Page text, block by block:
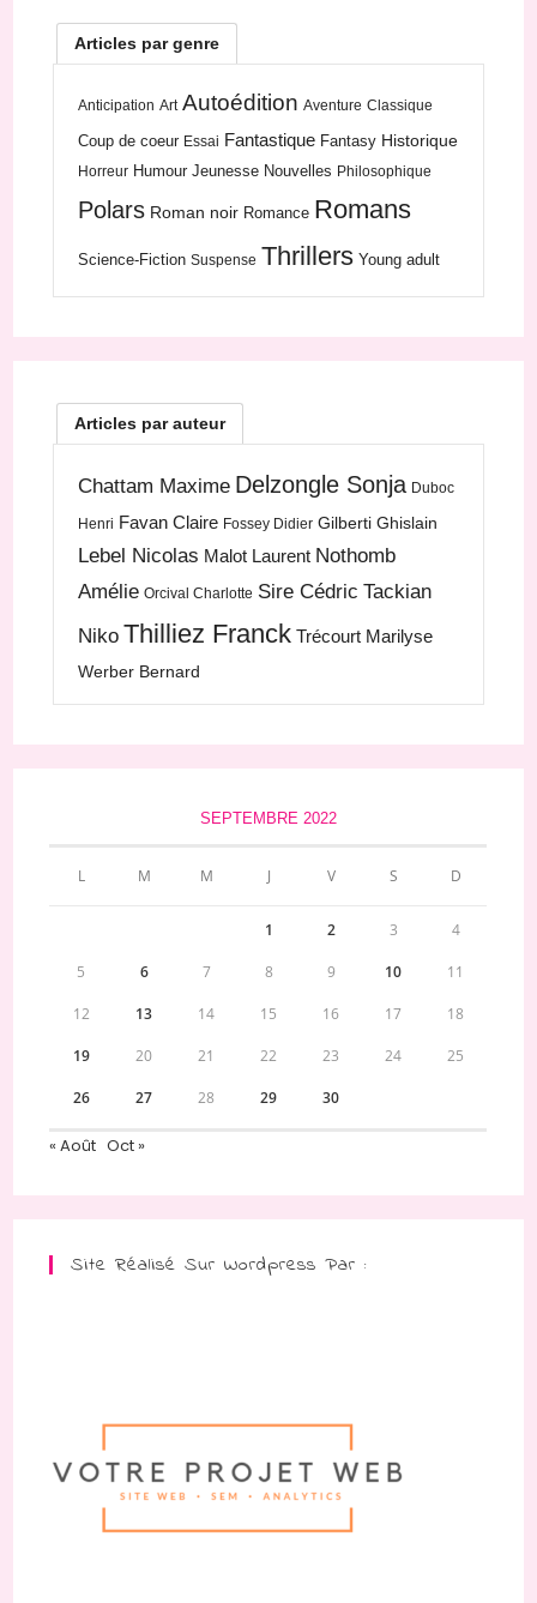
Articles par genre
Anticipation Art Autoédition Aventure Classique
Coup de coeur Essai Fantastique Fantasy Historique
Horreur Humour Jeunesse Nouvelles Philosophique
Polars Roman noir Romance Romans
Science-Fiction Suspense Thrillers Young adult
Articles par auteur
Chattam Maxime Delzongle Sonja Duboc
Henri Favan Claire Fossey Didier Gilberti Ghislain
Lebel Nicolas Malot Laurent Nothomb
Amélie Orcival Charlotte Sire Cédric Tackian
Niko Thilliez Franck Trécourt Marilyse
Werber Bernard
SEPTEMBRE 2022
L M M J V S D
1 2 3 4
5 6 7 8 9 10 11
12 13 14 15 16 17 18
19 20 21 22 23 24 25
26 27 28 29 30
« Août Oct »
Site Réalisé Sur Wordpress Par :